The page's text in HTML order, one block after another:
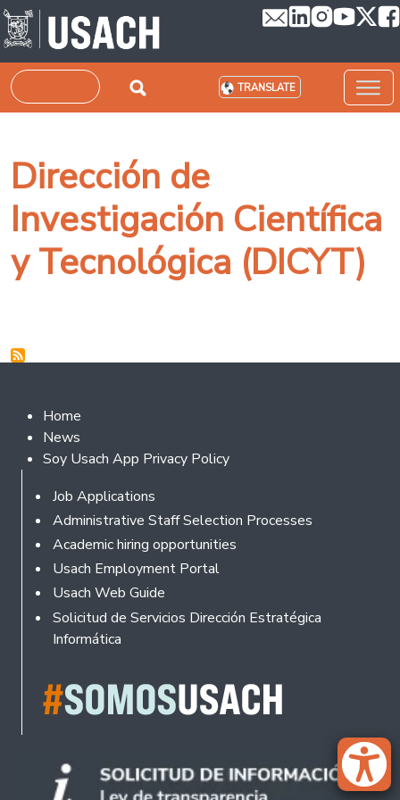
Skip to main content
Search TRANSLATE
Dirección de
Investigación Científica
y Tecnológica (DICYT)
Footer 2
Home
News
Soy Usach App Privacy Policy
Footer
Job Applications
Administrative Staff Selection Processes
Academic hiring opportunities
Usach Employment Portal
Usach Web Guide
Solicitud de Servicios Dirección Estratégica
Informática